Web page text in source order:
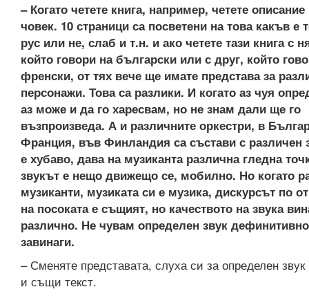
– Когато четете книга, например, четете
човек. 10 страници са посветени на това какъв е
рус или не, слаб и т.н. и ако четете тази книга с
който говори на български или с друг, който
френски, от тях вече ще имате представа за
персонажи. Това са разлики. И когато аз чуя
аз може и да го харесвам, но не знам дали ще го
възпроизведа. А и различните оркестри, в
Франция, във Финландия са състави с различен
е хубаво, дава на музиканта различна гледна
звукът е нещо движещо се, мобилно. Но когато
музиканти, музиката си е музика, дискурсът по
на посоката е същият, но качеството на звука
различно. Не чувам определен звук
завинаги.
– Сменяте представата, слуха си за определен
и същи текст.